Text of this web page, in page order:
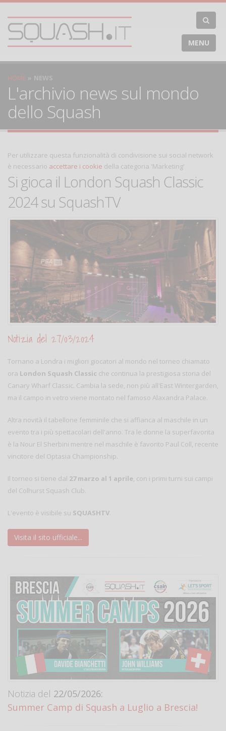
MENU
HOME NEWS
L'archivio news sul mondo
dello Squash
Per utilizzare questa funzionalità di condivisione sui social network
è necessario accettare i cookie della categoria 'Marketing'
Si gioca il London Squash Classic
2024 su SquashTV
Notizia del 27/03/2024
Tornano a Londra i migliori giocatori al mondo nel torneo chiamato
ora London Squash Classic che continua la prestigiosa storia del
Canary Wharf Classic. Cambia la sede, non più all'East Wintergarden,
ma il campo in vetro viene montato nel famoso Alaxandra Palace.
Altra novità il tabellone femminile che si affianca al maschile in un
evento tra i più spettacolari dell'anno. Tra le donne la superfavorita
è la Nour El Sherbini mentre nel maschile è favorito Paul Coll, recente
vincitore del Optasia Championship.
Il torneo si tiene dal 27 marzo al 1 aprile, con i primi turni sui campi
del Colhurst Squash Club.
L'evento è visibile su SQUASHTV.
Visita il sito ufficiale...
Notizia del 22/05/2026:
Summer Camp di Squash a Luglio a Brescia!